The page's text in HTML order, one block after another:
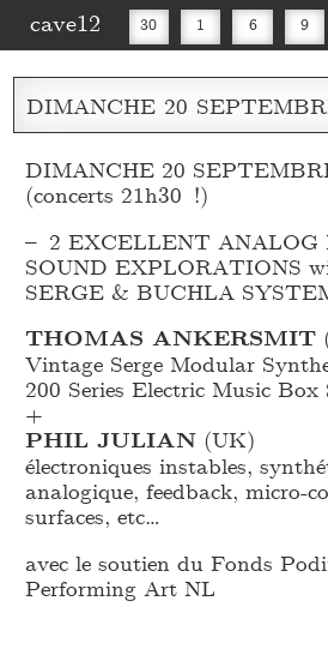
cave12 30 1 6 9
16 20 27 30
DIMANCHE 20
DIMANCHE 20
(concerts 21h30 !)
– 2 EXCELLENT ANALOG
SOUND EXPLORATIONS
SERGE & BUCHLA
THOMAS ANKERSMIT
Vintage Serge Modular
200 Series Electric Music Box
+
PHIL JULIAN (UK)
électroniques instables,
analogique, feedback, micro-
surfaces, etc…
avec le soutien du Fonds
Performing Art NL